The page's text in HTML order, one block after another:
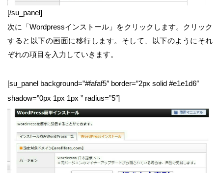
[/su_panel]
次に「Wordpressインストール」をクリックします。クリック
すると以下の画面に移行します。そして、以下のようにそれ
ぞれの項目を入力していきます。
[su_panel background=”#fafaf5″ border=”2px solid #e1e1d6″
shadow=”0px 1px 1px ” radius=”5″]